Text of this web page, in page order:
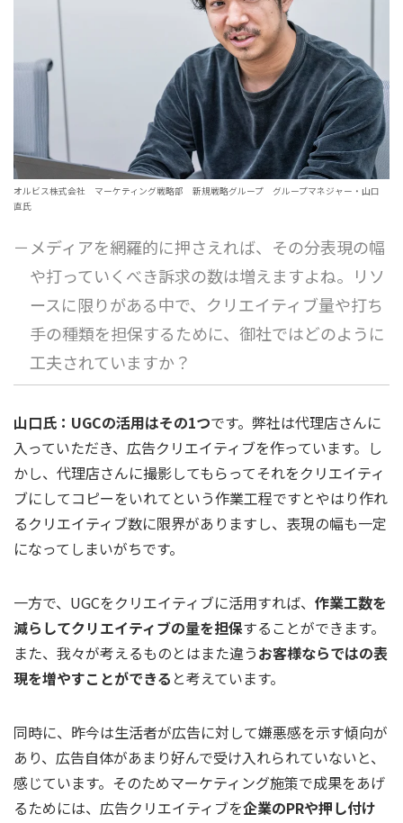
オルビス株式会社 マーケティング戦略部 新規戦略グループ グループマネジャー・山口
直氏
－メディアを網羅的に押さえれば、その分表現の幅
や打っていくべき訴求の数は増えますよね。リソ
ースに限りがある中で、クリエイティブ量や打ち
手の種類を担保するために、御社ではどのように
工夫されていますか？
山口氏：UGCの活用はその1つです。弊社は代理店さんに
入っていただき、広告クリエイティブを作っています。し
かし、代理店さんに撮影してもらってそれをクリエイティ
ブにしてコピーをいれてという作業工程ですとやはり作れ
るクリエイティブ数に限界がありますし、表現の幅も一定
になってしまいがちです。
一方で、UGCをクリエイティブに活用すれば、 作業工数を
減らしてクリエイティブの量を担保することができます。
また、我々が考えるものとはまた違うお客様ならではの表
現を増やすことができる と考えています。
同時に、昨今は生活者が広告に対して嫌悪感を示す傾向が
あり、広告自体があまり好んで受け入れられていないと、
感じています。そのためマーケティング施策で成果をあげ
るためには、広告クリエイティブを企業のPRや押し付け